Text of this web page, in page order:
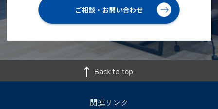
ご相談・お問い合わせ
Back to top
関連リンク